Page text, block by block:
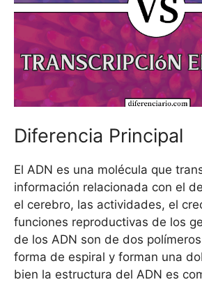
Diferencia Principal
El ADN es una molécula que
información relacionada con el
el cerebro, las actividades, el
funciones reproductivas de los
de los ADN son de dos
forma de espiral y forman una
bien la estructura del ADN es